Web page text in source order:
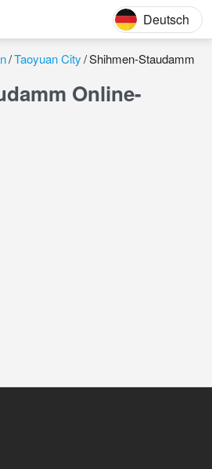
Deutsch
Taoyuan City Shihmen-Staudamm
Online-